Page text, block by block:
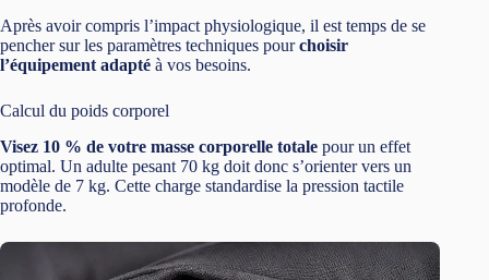
Après avoir compris l’impact physiologique, il est temps de se
pencher sur les paramètres techniques pourchoisir
l’équipement adapté à vos besoins.
Calcul du poids corporel
Visez 10 % de votre masse corporelle totale pour un effet
optimal. Un adulte pesant 70 kg doit donc s’orienter vers un
modèle de 7 kg. Cette charge standardise la pression tactile
profonde.